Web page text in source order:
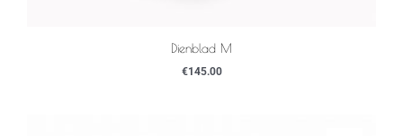
Dienblad M
€145.00